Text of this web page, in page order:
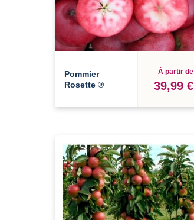
Pommier
Rosette ®
À partir de
39,99 €